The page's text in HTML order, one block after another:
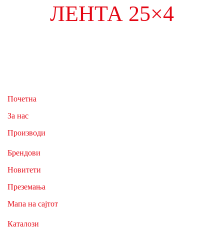
ЛЕНТА 25×4
Почетна
За нас
Производи
Брендови
Новитети
Преземања
Мапа на сајтот
Каталози